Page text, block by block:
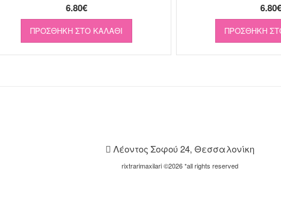
6.80€
ΠΡΟΣΘΉΚΗ ΣΤΟ ΚΑΛΆΘΙ
6.80€
ΠΡΟΣΘΉΚΗ
Λέοντος Σοφού 24, Θεσσαλονίκη
rixtrarimaxilari ©2026 *all rights reserved